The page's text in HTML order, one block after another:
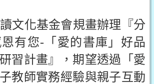
化基金會規畫辦理『分
有您-「愛的書庫」好品
習計畫』，期望透過「愛
教師實務經驗與親子互動